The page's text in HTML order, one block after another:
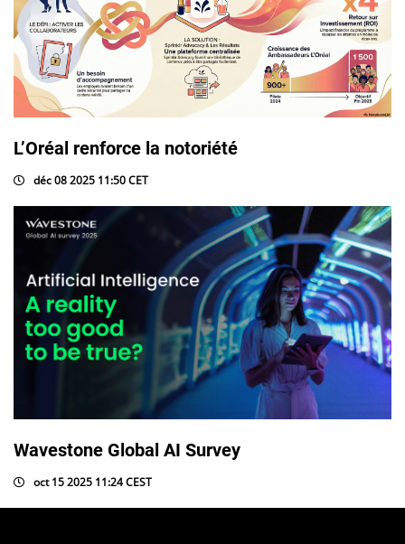
L’Oréal renforce la notoriété
déc 08 2025 11:50 CET
Wavestone Global AI Survey
oct 15 2025 11:24 CEST